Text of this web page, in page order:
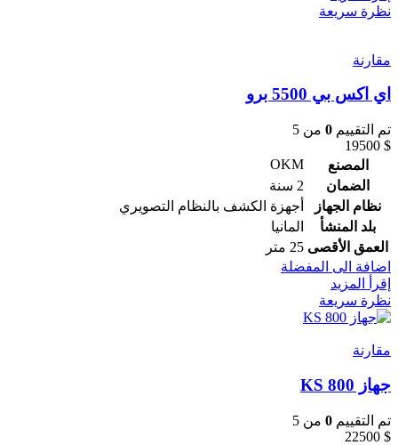
نظرة سريعة
مقارنة
اي اكس بي 5500 برو
تم التقييم 0 من 5
19500 $
المصنع
OKM
الضمان
2 سنة
نظام الجهاز
أجهزة الكشف بالنظام التصويري
بلد المنشأ
المانيا
العمق الأقصى 25 متر
اضافة الى المفضلة
إقرأ المزيد
نظرة سريعة
مقارنة
جهاز KS 800
تم التقييم 0 من 5
22500 $